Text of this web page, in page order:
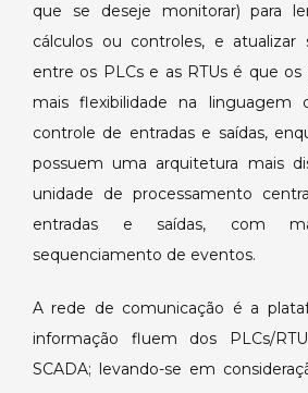
que se deseje monitorar) para
cálculos ou controles, e atualizar
entre os PLCs e as RTUs é que
mais flexibilidade na linguagem
controle de entradas e saídas,
possuem uma arquitetura mais
unidade de processamento
entradas e saídas, com
sequenciamento de eventos.
A rede de comunicação é a
informação fluem dos PLCs/
SCADA; levando-se em